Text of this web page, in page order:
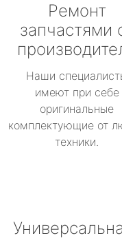
Ремонт
запчастями
Наши
имеют при себе
оригинальные
комплектующие от
техники.